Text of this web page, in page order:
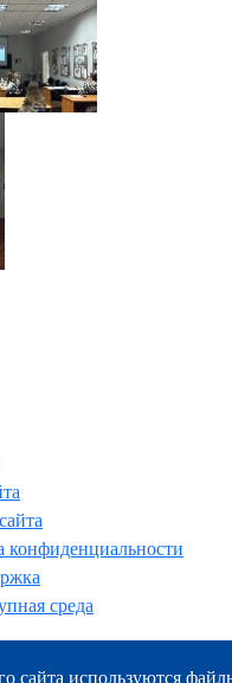
конфиденциальности
среда
сайта используются